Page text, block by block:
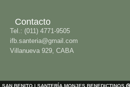
Contacto
Tel.: (011) 4771-9505
ifb.santeria@gmail.com
Villanueva 929, CABA
SAN BENITO | SANTERÍA MONJES BENEDICTINOS